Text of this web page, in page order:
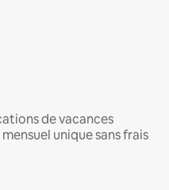
de vacances
unique sans frais